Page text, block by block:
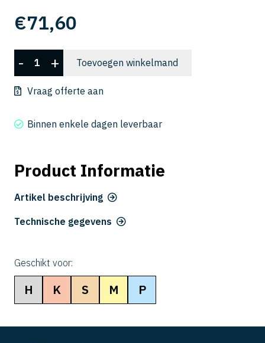
€71,60
HTNB
2006-
160-
aantal
- + Toevoegen winkelmand
Vraag offerte aan
Binnen enkele dagen leverbaar
Product Informatie
Artikel beschrijving
Technische gegevens
Geschikt voor:
H K S M P